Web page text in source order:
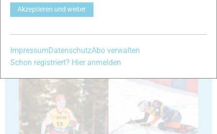
27
Akzeptieren und weiter
Impressum DatenschutzAbo verwalten
Schon registriert? Hier anmelden